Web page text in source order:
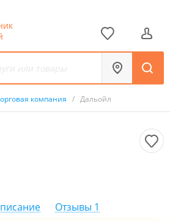
компания / Дальойл
Отзывы 1